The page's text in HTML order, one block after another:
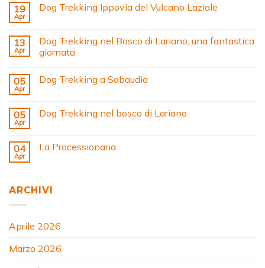
19
Apr
Dog Trekking Ippovia del Vulcano Laziale
13
Apr
Dog Trekking nel Bosco di Lariano, una fantastica
giornata
05
Apr
Dog Trekking a Sabaudia
05
Apr
Dog Trekking nel bosco di Lariano
04
Apr
La Processionaria
ARCHIVI
Aprile 2026
Marzo 2026